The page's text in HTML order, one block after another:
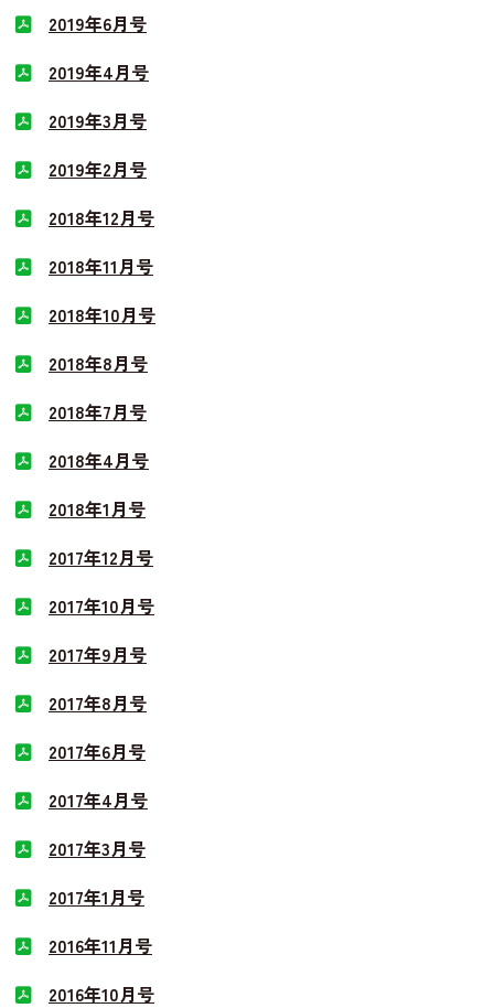
2019年6月号
2019年4月号
2019年3月号
2019年2月号
2018年12月号
2018年11月号
2018年10月号
2018年8月号
2018年7月号
2018年4月号
2018年1月号
2017年12月号
2017年10月号
2017年9月号
2017年8月号
2017年6月号
2017年4月号
2017年3月号
2017年1月号
2016年11月号
2016年10月号